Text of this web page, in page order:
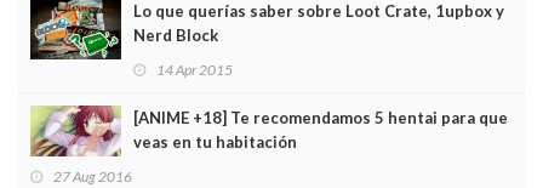
Lo que querías saber sobre Loot Crate, 1upbox y
Nerd Block
14 Apr 2015
[ANIME +18] Te recomendamos 5 hentai para que
veas en tu habitación
27 Aug 2016